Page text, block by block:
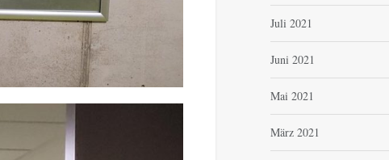
Juli 2021
Juni 2021
Mai 2021
März 2021